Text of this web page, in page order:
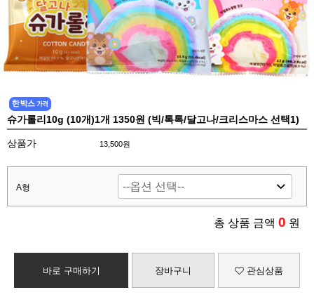
슈가롤리10g (10개)1개 1350원 (빅/톡톡/달고나/크리스마스 선택1)
상품가 13,500원
A형
총 상품 금액 0 원
바로 구매하기 장바구니 관심상품